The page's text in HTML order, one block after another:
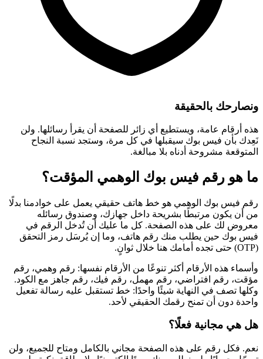
ونصارحك بالحقيقة
هذه أرقام عامة، ويستطيع أي زائر للصفحة أن يقرأ رسائلها. ولن
نَعِدك بأن فيس بوك سيقبلها في كل مرة، وستجد نسبة النجاح
المتوقعة مشروحة أدناه بلا مبالغة.
ما هو رقم فيس بوك الوهمي المؤقت؟
رقم فيس بوك الوهمي هو خط هاتف حقيقي يعمل على خوادمنا بدلًا
من أن يكون مرتبطًا بشريحة داخل جهازك، وصندوق رسائله
معروض لك على هذه الصفحة. كل ما عليك أن تُدخل الرقم في
فيس بوك حين يطلب منك رقم هاتف، وما إن يُرسَل رمز التحقق
(OTP) حتى تجده أمامك هنا خلال ثوانٍ.
وأسماء هذه الأرقام أكثر تنوعًا من الأرقام نفسها: رقم وهمي، رقم
مؤقت، رقم افتراضي، رقم مهمل، رقم فيك، رقم جاهز مع الكود.
وكلها تصف في النهاية شيئًا واحدًا: خط تستقبل عليه رسالة تفعيل
واحدة دون أن تمنح رقمك الحقيقي لأحد.
هل هي مجانية فعلًا؟
نعم. فكل رقم على هذه الصفحة مجاني بالكامل ومتاح للجميع، ولن